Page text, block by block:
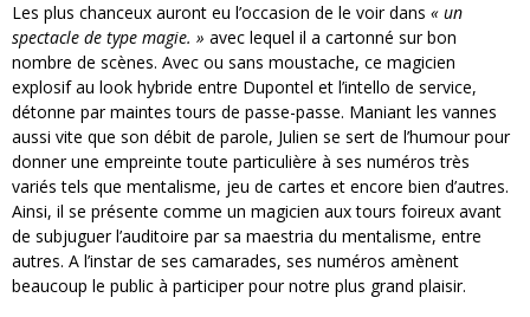
Les plus chanceux auront eu l’occasion de le voir dans « un
spectacle de type magie. » avec lequel il a cartonné sur bon
nombre de scènes. Avec ou sans moustache, ce magicien
explosif au look hybride entre Dupontel et l’intello de service,
détonne par maintes tours de passe-passe. Maniant les vannes
aussi vite que son débit de parole, Julien se sert de l’humour pour
donner une empreinte toute particulière à ses numéros très
variés tels que mentalisme, jeu de cartes et encore bien d’autres.
Ainsi, il se présente comme un magicien aux tours foireux avant
de subjuguer l’auditoire par sa maestria du mentalisme, entre
autres. A l’instar de ses camarades, ses numéros amènent
beaucoup le public à participer pour notre plus grand plaisir.